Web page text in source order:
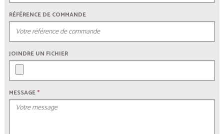
RÉFÉRENCE DE COMMANDE
JOINDRE UN FICHIER
MESSAGE*